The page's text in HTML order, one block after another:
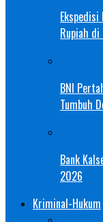
Rupiah
BNI
Tumbuh
Bank
2026
Kriminal-Hukum